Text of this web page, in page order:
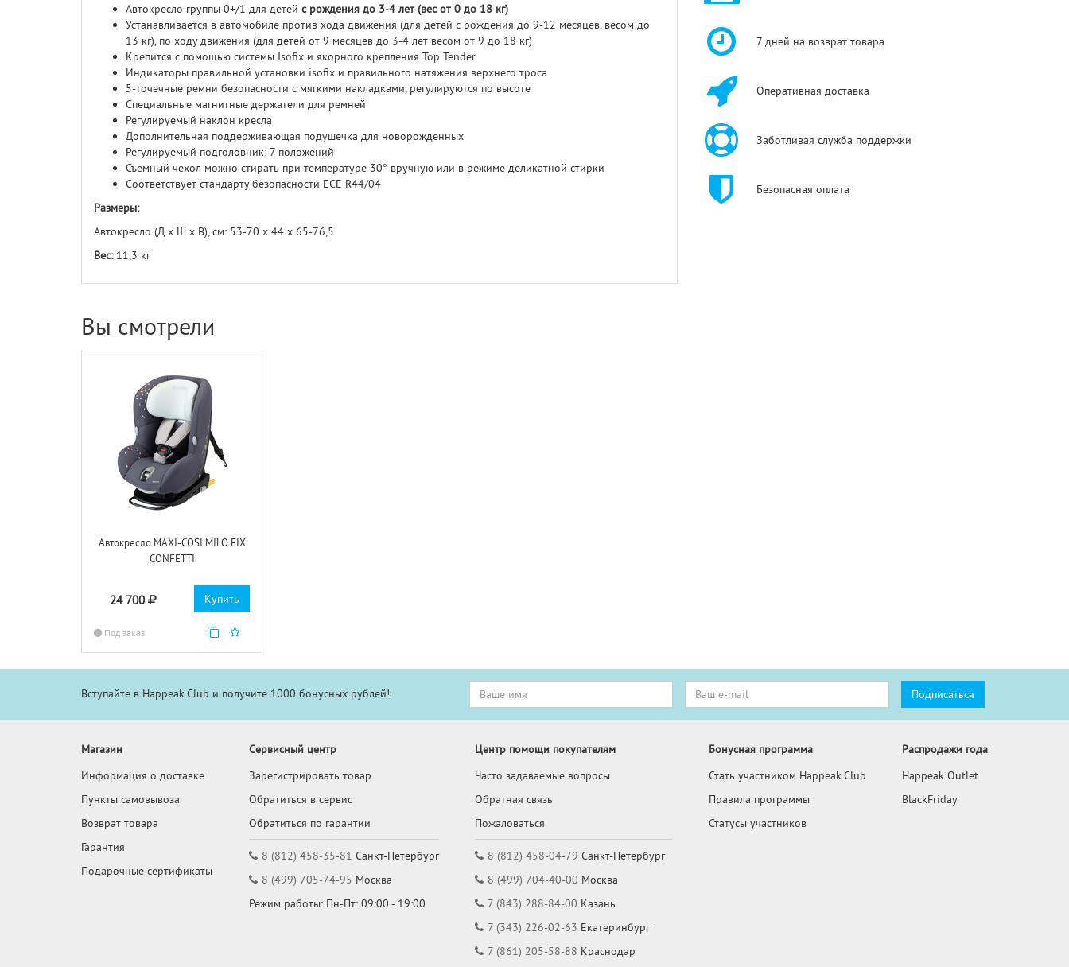
Автокресло группы 0+/1 для детей с рождения до 3-4 лет (вес от 0 до 18 кг)
Устанавливается в автомобиле против хода движения (для детей с рождения до 9-12 месяцев, весом до
13 кг), по ходу движения (для детей от 9 месяцев до 3-4 лет весом от 9 до 18 кг)
Крепится с помощью системы Isofix и якорного крепления Top Tender
Индикаторы правильной установки isofix и правильного натяжения верхнего троса
5-точечные ремни безопасности с мягкими накладками, регулируются по высоте
Специальные магнитные держатели для ремней
Регулируемый наклон кресла
Дополнительная поддерживающая подушечка для новорожденных
Регулируемый подголовник: 7 положений
Съемный чехол можно стирать при температуре 30° вручную или в режиме деликатной стирки
Соответствует стандарту безопасности ECE R44/04
Размеры:
Автокресло (Д х Ш х В), см: 53-70 х 44 х 65-76,5
Вес: 11,3 кг
7 дней на возврат товара
Оперативная доставка
Заботливая служба поддержки
Безопасная оплата
Вы смотрели
Автокресло MAXI-COSI MILO FIX
CONFETTI
24 700
Под заказ
Купить
Вступайте в Happeak.Club и получите 1000 бонусных рублей!
Магазин
Информация о доставке
Пункты самовывоза
Возврат товара
Гарантия
Подарочные сертификаты
Сервисный центр
Зарегистрировать товар
Обратиться в сервис
Обратиться по гарантии
8 (812) 458-35-81 Санкт-Петербург
8 (499) 705-74-95 Москва
Режим работы: Пн-Пт: 09:00 - 19:00
Центр помощи покупателям
Часто задаваемые вопросы
Обратная связь
Пожаловаться
8 (812) 458-04-79 Санкт-Петербург
8 (499) 704-40-00 Москва
7 (843) 288-84-00 Казань
7 (343) 226-02-63 Екатеринбург
7 (861) 205-58-88 Краснодар
Бонусная программа
Стать участником Happeak.Club
Правила программы
Статусы участников
Распродажи года
Happeak Outlet
BlackFriday